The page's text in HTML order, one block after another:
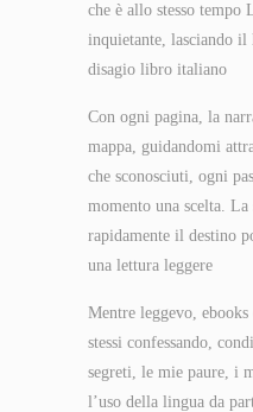
che è allo stesso tempo
inquietante, lasciando il
disagio libro italiano
Con ogni pagina, la
mappa, guidandomi
che sconosciuti, ogni
momento una scelta.
rapidamente il destino
una lettura leggere
Mentre leggevo,
stessi confessando,
segreti, le mie paure, i
l’uso della lingua da